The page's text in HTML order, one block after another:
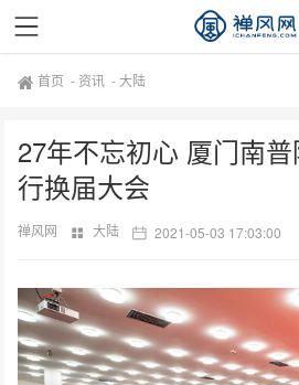
首页 - 资讯 -大陆
27年不忘初心 厦门南
行换届大会
禅风网 大陆 2021-05-03 17:03:00